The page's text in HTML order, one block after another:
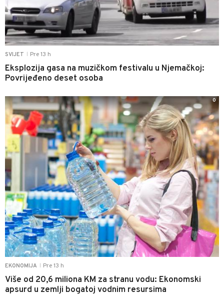
SVIJET Pre 13 h
Eksplozija gasa na muzičkom festivalu u Njemačkoj:
Povrijeđeno deset osoba
EKONOMIJA Pre 13 h
Više od 20,6 miliona KM za stranu vodu: Ekonomski
apsurd u zemlji bogatoj vodnim resursima
0